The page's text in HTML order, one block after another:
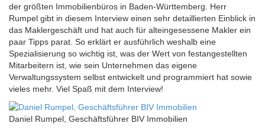
der größten Immobilienbüros in Baden-Württemberg. Herr
Rumpel gibt in diesem Interview einen sehr detaillierten Einblick in
das Maklergeschäft und hat auch für alteingesessene Makler ein
paar Tipps parat. So erklärt er ausführlich weshalb eine
Spezialisierung so wichtig ist, was der Wert von festangestellten
Mitarbeitern ist, wie sein Unternehmen das eigene
Verwaltungssystem selbst entwickelt und programmiert hat sowie
vieles mehr. Viel Spaß mit dem Interview!
Daniel Rumpel, Geschäftsführer BIV Immobilien